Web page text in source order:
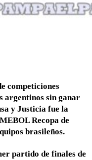
competiciones
argentinos sin ganar
y Justicia fue la
Recopa de
brasileños.
partido de finales de